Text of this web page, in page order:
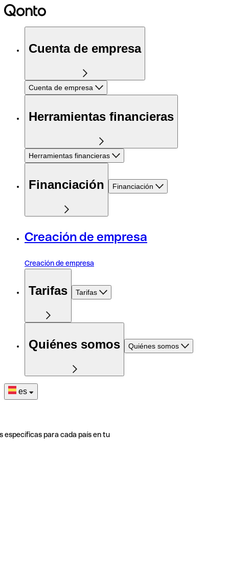
Cuenta de empresa
Cuenta de empresa
Herramientas financieras
Herramientas financieras
Financiación Financiación
Creación de empresa
Creación de empresa
Tarifas Tarifas
Quiénes somos Quiénes somos
es
específicas para cada país en tu